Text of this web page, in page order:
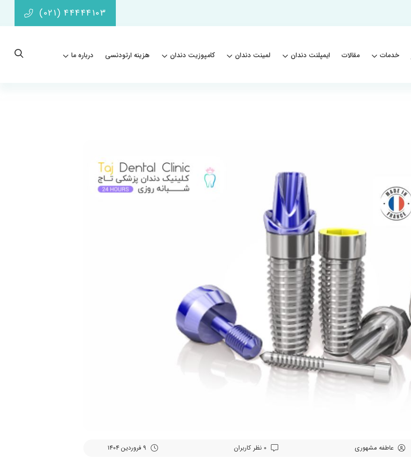
(021) 44444103
خدمات مقالات ایمپلنت دندان لمینت دندان کامپوزیت دندان هزینه ارتودنسی درباره ما
عاطفه مشهوری